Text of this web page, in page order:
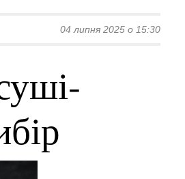
04 липня 2025 о 15:30